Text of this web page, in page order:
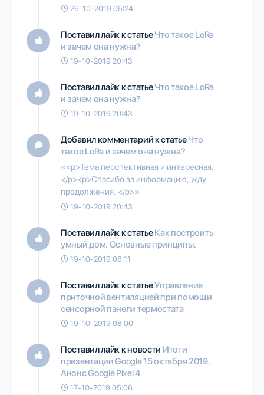
26-10-2019 05:24
Поставил лайк к статьеЧто такое LoRa
и зачем она нужна?
19-10-2019 20:43
Поставил лайк к статьеЧто такое LoRa
и зачем она нужна?
19-10-2019 20:43
Добавил комментарий к статьеЧто
такое LoRa и зачем она нужна?
«<p>Тема перспективная и интересная.
</p><p>Спасибо за информацию, жду
продолжения. </p>»
19-10-2019 20:43
Поставил лайк к статьеКак построить
умный дом. Основные принципы.
19-10-2019 08:11
Поставил лайк к статьеУправление
приточной вентиляцией при помощи
сенсорной панели термостата
19-10-2019 08:00
Поставил лайк к новости Итоги
презентации Google 15 октября 2019.
Анонс Google Pixel 4
17-10-2019 05:06